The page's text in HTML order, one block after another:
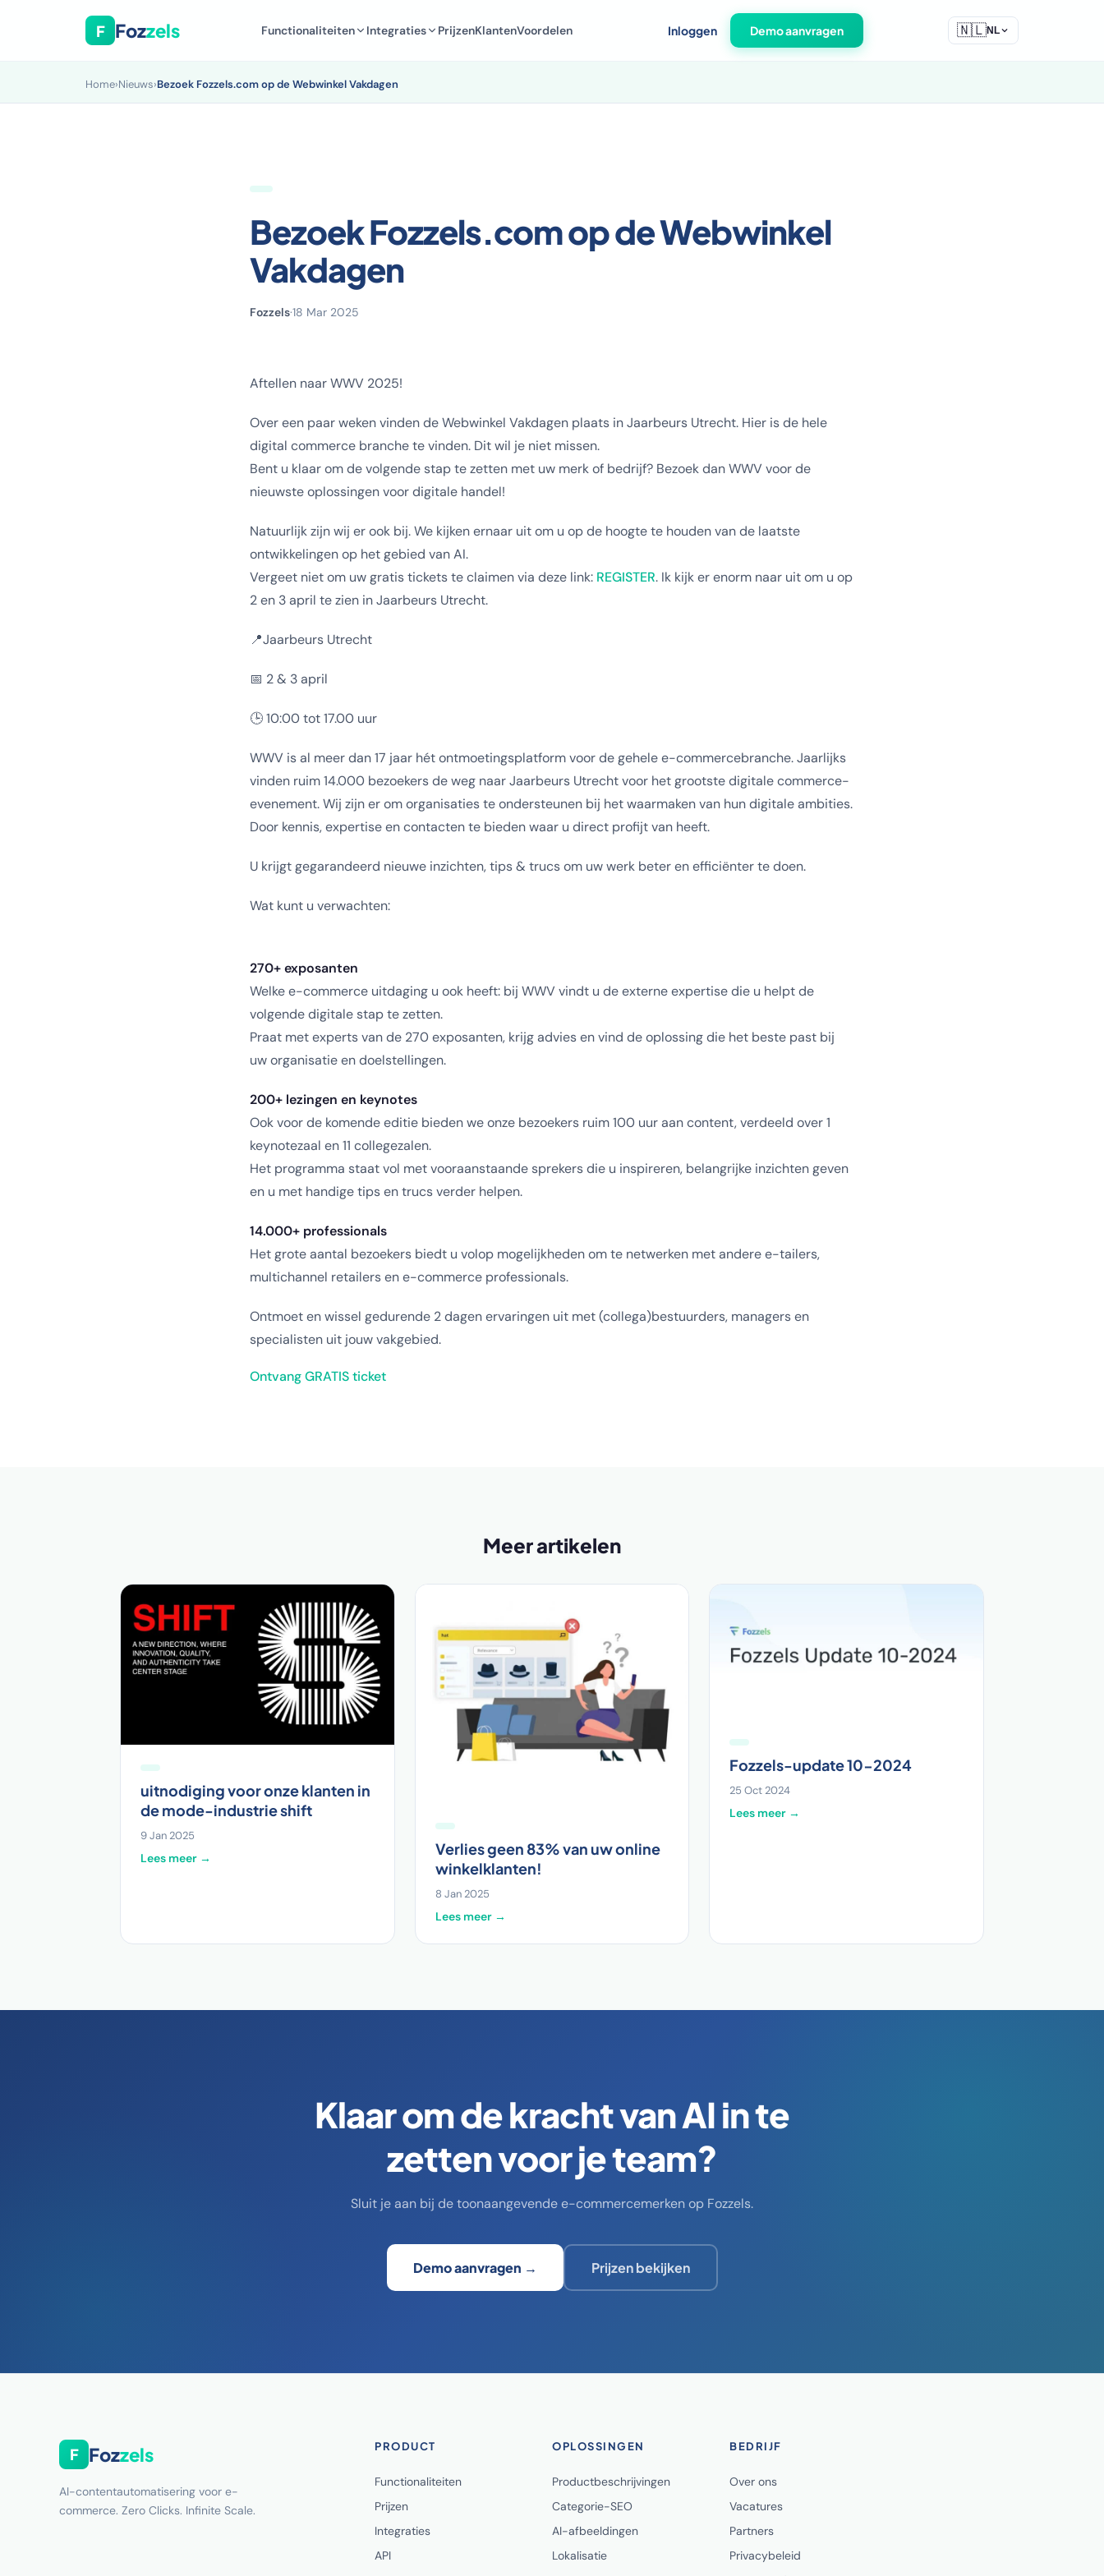
F Fozzels Functionaliteiten Integraties PrijzenKlantenVoordelen Inloggen Demo aanvragen 🇳🇱NL
Home›Nieuws›Bezoek Fozzels.com op de Webwinkel Vakdagen
Bezoek Fozzels.com op de Webwinkel
Vakdagen
Fozzels·18 Mar 2025
Aftellen naar WWV 2025!
Over een paar weken vinden de Webwinkel Vakdagen plaats in Jaarbeurs Utrecht. Hier is de hele
digital commerce branche te vinden. Dit wil je niet missen.
Bent u klaar om de volgende stap te zetten met uw merk of bedrijf? Bezoek dan WWV voor de
nieuwste oplossingen voor digitale handel!
Natuurlijk zijn wij er ook bij. We kijken ernaar uit om u op de hoogte te houden van de laatste
ontwikkelingen op het gebied van AI.
Vergeet niet om uw gratis tickets te claimen via deze link: REGISTER. Ik kijk er enorm naar uit om u op
2 en 3 april te zien in Jaarbeurs Utrecht.
📍Jaarbeurs Utrecht
📅 2 & 3 april
🕒 10:00 tot 17.00 uur
WWV is al meer dan 17 jaar hét ontmoetingsplatform voor de gehele e-commercebranche. Jaarlijks
vinden ruim 14.000 bezoekers de weg naar Jaarbeurs Utrecht voor het grootste digitale commerce-
evenement. Wij zijn er om organisaties te ondersteunen bij het waarmaken van hun digitale ambities.
Door kennis, expertise en contacten te bieden waar u direct profijt van heeft.
U krijgt gegarandeerd nieuwe inzichten, tips & trucs om uw werk beter en efficiënter te doen.
Wat kunt u verwachten:
270+ exposanten
Welke e-commerce uitdaging u ook heeft: bij WWV vindt u de externe expertise die u helpt de
volgende digitale stap te zetten.
Praat met experts van de 270 exposanten, krijg advies en vind de oplossing die het beste past bij
uw organisatie en doelstellingen.
200+ lezingen en keynotes
Ook voor de komende editie bieden we onze bezoekers ruim 100 uur aan content, verdeeld over 1
keynotezaal en 11 collegezalen.
Het programma staat vol met vooraanstaande sprekers die u inspireren, belangrijke inzichten geven
en u met handige tips en trucs verder helpen.
14.000+ professionals
Het grote aantal bezoekers biedt u volop mogelijkheden om te netwerken met andere e-tailers,
multichannel retailers en e-commerce professionals.
Ontmoet en wissel gedurende 2 dagen ervaringen uit met (collega)bestuurders, managers en
specialisten uit jouw vakgebied.
Ontvang GRATIS ticket
Meer artikelen
uitnodiging voor onze klanten in
de mode-industrie shift
9 Jan 2025
Lees meer →
Verlies geen 83% van uw online
winkelklanten!
8 Jan 2025
Lees meer →
Fozzels-update 10-2024
25 Oct 2024
Lees meer →
Klaar om de kracht van AI in te
zetten voor je team?
Sluit je aan bij de toonaangevende e-commercemerken op Fozzels.
Demo aanvragen → Prijzen bekijken
F Fozzels
AI-contentautomatisering voor e-
commerce. Zero Clicks. Infinite Scale.
PRODUCT
Functionaliteiten
Prijzen
Integraties
API
OPLOSSINGEN
Productbeschrijvingen
Categorie-SEO
AI-afbeeldingen
Lokalisatie
BEDRIJF
Over ons
Vacatures
Partners
Privacybeleid